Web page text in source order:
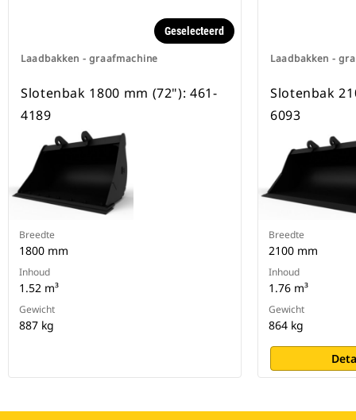
graafmachines op rupsbanden en
op wielen.
Laadbakken - graafmachine
Geselecteerd
Slotenbak 1800 mm (72"): 461-
4189
Breedte
1800 mm
Inhoud
1.52 m³
Gewicht
887 kg
Laadbakken -
Slotenbak
6093
Breedte
2100 mm
Inhoud
1.76 m³
Gewicht
864 kg